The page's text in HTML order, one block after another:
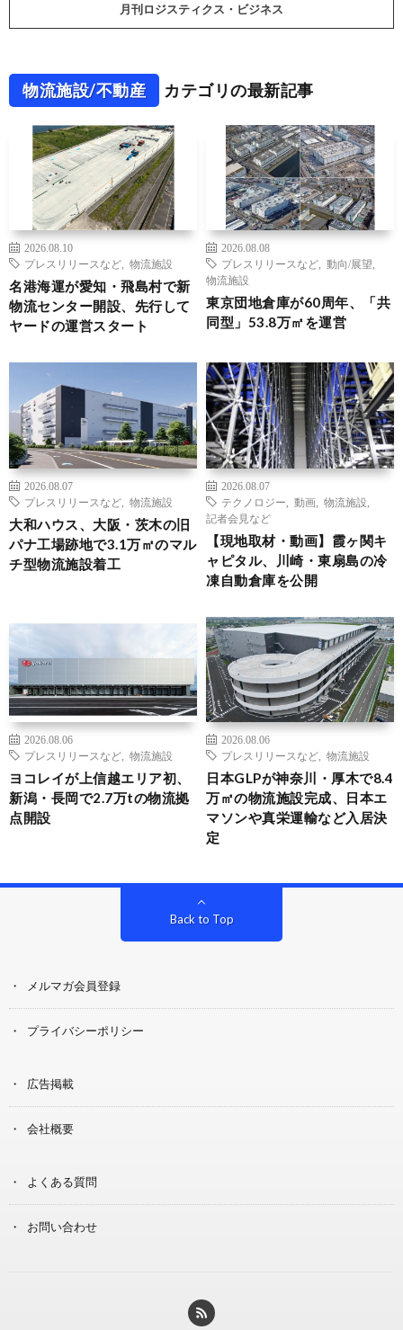
月刊ロジスティクス・ビジネス
物流施設/不動産 カテゴリの最新記事
2026.08.10
プレスリリースなど
物流施設
名港海運が愛知・飛島村で新
物流センター開設、先行して
ヤードの運営スタート
2026.08.08
プレスリリースなど
動向/展望
物流施設
東京団地倉庫が60周年、「共
同型」53.8万㎡を運営
2026.08.07
プレスリリースなど
物流施設
大和ハウス、大阪・茨木の旧
パナ工場跡地で3.1万㎡のマル
チ型物流施設着工
2026.08.07
テクノロジー
動画 物流施設
記者会見など
【現地取材・動画】霞ヶ関キ
ャピタル、川崎・東扇島の冷
凍自動倉庫を公開
2026.08.06
プレスリリースなど
物流施設
ヨコレイが上信越エリア初、
新潟・長岡で2.7万tの物流拠
点開設
2026.08.06
プレスリリースなど
物流施設
日本GLPが神奈川・厚木で8.4
万㎡の物流施設完成、日本エ
マソンや真栄運輸など入居決
定
Back to Top
メルマガ会員登録
プライバシーポリシー
広告掲載
会社概要
よくある質問
お問い合わせ